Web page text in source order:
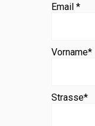
Email *
Vorname*
Strasse*